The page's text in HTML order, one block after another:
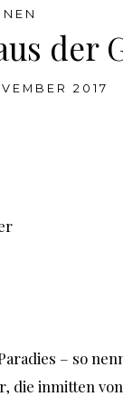
der
2017
– so
die inmitten